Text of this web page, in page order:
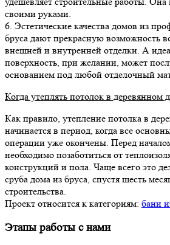
своими руками.
6. Эстетические качества домов из
бруса дают прекрасную возможность
внешней и внутренней отделки. А
поверхность, при желании, может
основанием под любой отделочный
Когда утеплять потолок в деревянном
Как правило, утепление потолка в
начинается в период, когда все
операции уже окончены. Перед
необходимо позаботиться от
конструкций и пола. Чаще всего это
сруба дома из бруса, спустя шесть
строительства.
Проект относится к категориям: бани
Этапы работы с нами